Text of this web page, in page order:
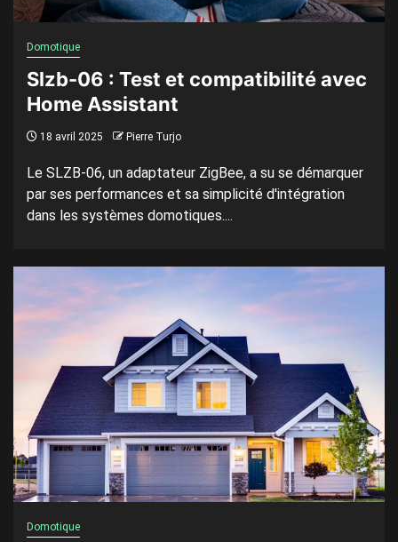
Domotique
Slzb-06 : Test et compatibilité avec
Home Assistant
18 avril 2025 Pierre Turjo
Le SLZB-06, un adaptateur ZigBee, a su se démarquer
par ses performances et sa simplicité d'intégration
dans les systèmes domotiques....
Domotique